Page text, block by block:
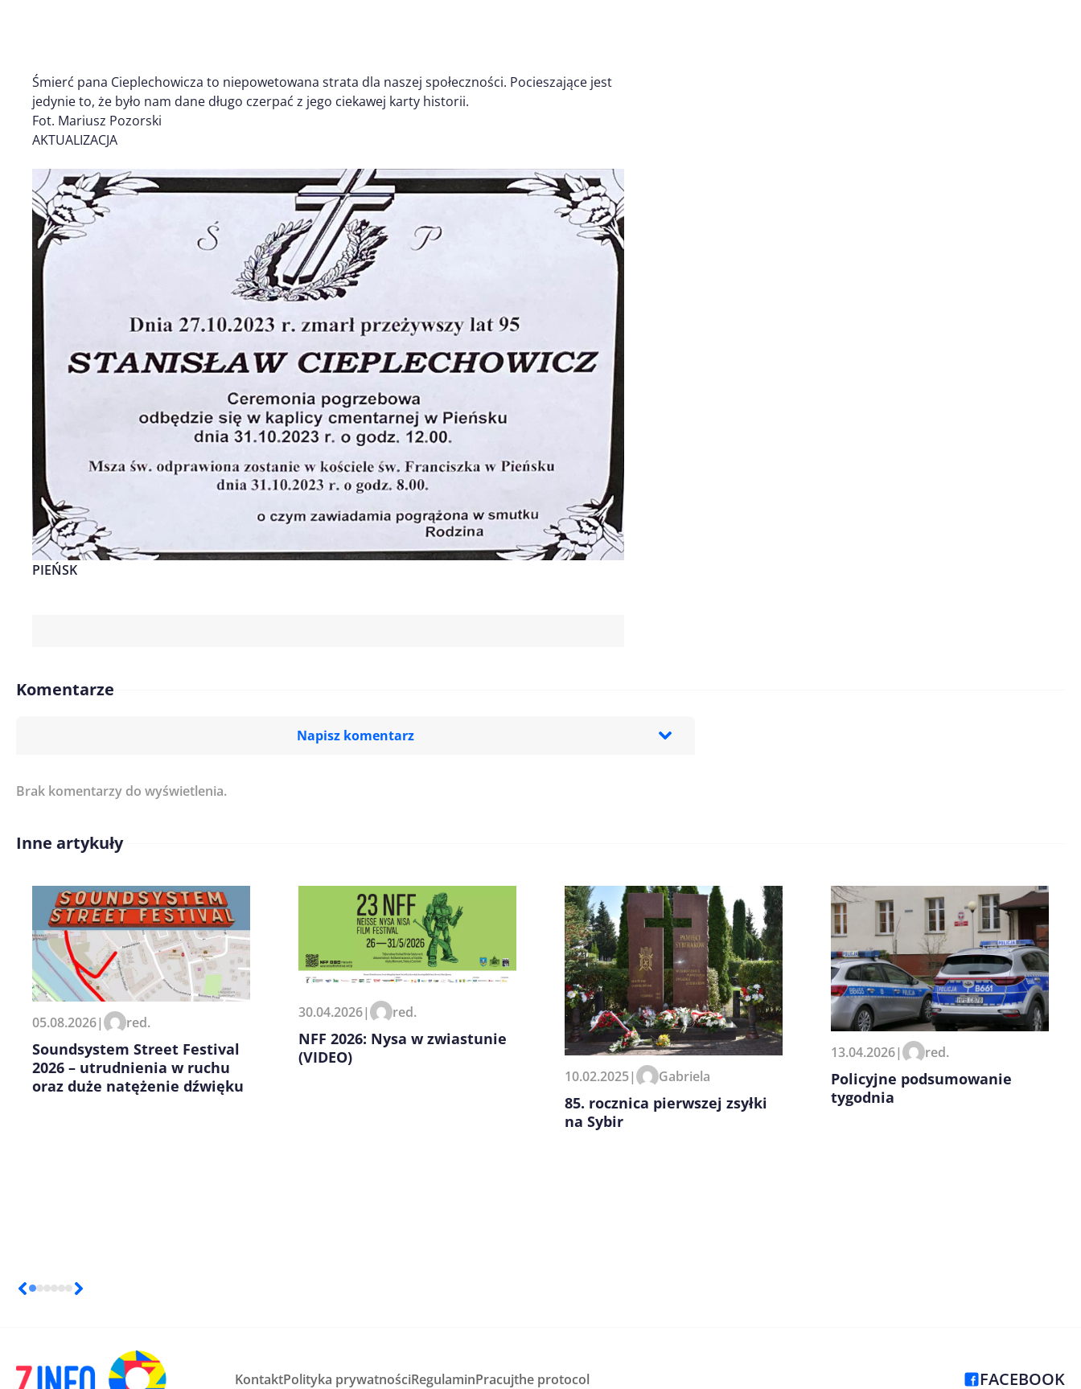
Śmierć pana Cieplechowicza to niepowetowana strata dla naszej społeczności. Pocieszające jest
jedynie to, że było nam dane długo czerpać z jego ciekawej karty historii.
Fot. Mariusz Pozorski
AKTUALIZACJA
PIEŃSK
Komentarze
Napisz komentarz
Imię/ Nick*
Zapamiętaj moje dane w tej przeglądarce podczas pisania
kolejnych komentarzy.
Brak komentarzy do wyświetlenia.
Inne artykuły
05.08.2026| red.
Soundsystem Street Festival
2026 – utrudnienia w ruchu
oraz duże natężenie dźwięku
30.04.2026| red.
NFF 2026: Nysa w zwiastunie
(VIDEO)
10.02.2025| Gabriela
85. rocznica pierwszej zsyłki
na Sybir
13.04.2026| red.
Policyjne podsumowanie
tygodnia
KontaktPolityka prywatnościRegulaminPracujthe protocol FACEBOOK